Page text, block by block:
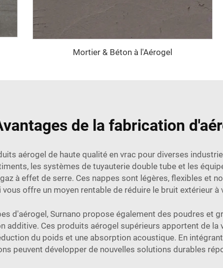
Mortier & Béton à l'Aérogel
de la fabrication
aérogel de haute qualité en vrac pour diverses
les systèmes de tuyauterie double tube et les
à effet de serre. Ces nappes sont légères, flexibles et
vous offre un moyen rentable de réduire le bruit extérieur à
d'aérogel, Surnano propose également des poudres et
additive. Ces produits aérogel supérieurs apportent de la
du poids et une absorption acoustique. En
peuvent développer de nouvelles solutions durables